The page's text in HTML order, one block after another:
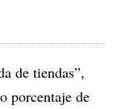
de tiendas”,
porcentaje de